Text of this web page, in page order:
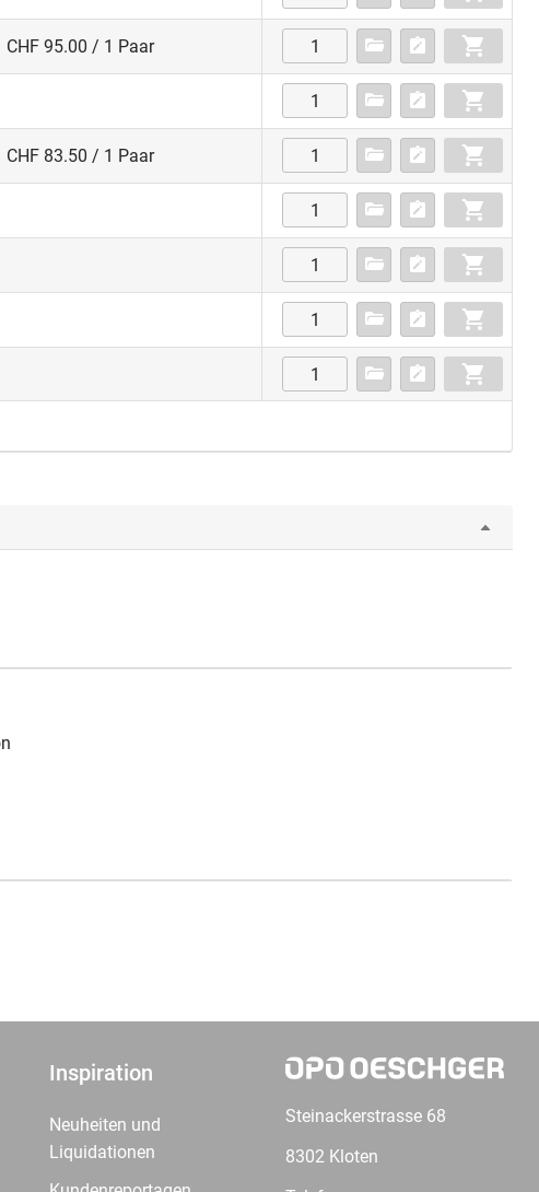
CHF 95.00 / 1 Paar
CHF 83.50 / 1 Paar
Inspiration
Neuheiten und
Liquidationen
Steinackerstrasse 68
8302 Kloten